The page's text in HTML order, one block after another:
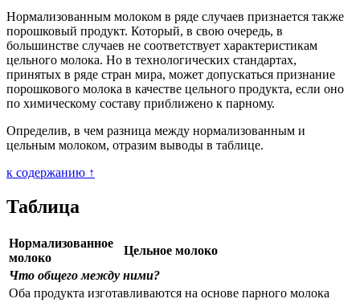
Нормализованным молоком в ряде случаев признается также
порошковый продукт. Который, в свою очередь, в
большинстве случаев не соответствует характеристикам
цельного молока. Но в технологических стандартах,
принятых в ряде стран мира, может допускаться признание
порошкового молока в качестве цельного продукта, если оно
по химическому составу приближено к парному.
Определив, в чем разница между нормализованным и
цельным молоком, отразим выводы в таблице.
к содержанию ↑
Таблица
Нормализованное
молоко
Цельное молоко
Что общего между ними?
Оба продукта изготавливаются на основе парного молока